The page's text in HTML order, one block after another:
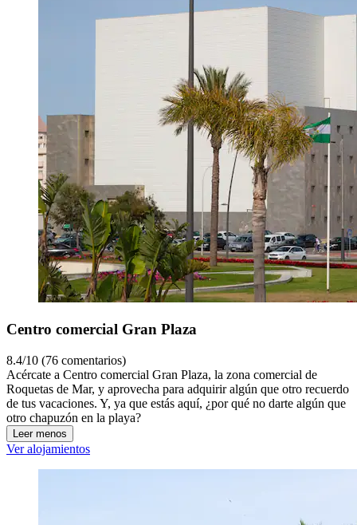
Centro comercial Gran Plaza
8.4/10 (76 comentarios)
Acércate a Centro comercial Gran Plaza, la zona comercial de
Roquetas de Mar, y aprovecha para adquirir algún que otro recuerdo
de tus vacaciones. Y, ya que estás aquí, ¿por qué no darte algún que
otro chapuzón en la playa?
Leer menos
Ver alojamientos